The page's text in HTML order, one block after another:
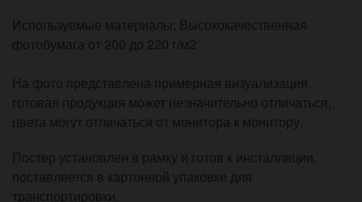
Используемые материалы: Высококачественная
фотобумага от 200 до 220 г/м2
На фото представлена примерная визуализация,
готовая продукция может незначительно отличаться,
цвета могут отличаться от монитора к монитору.
Постер установлен в рамку и готов к инсталляции,
поставляется в картонной упаковке для
транспортировки.